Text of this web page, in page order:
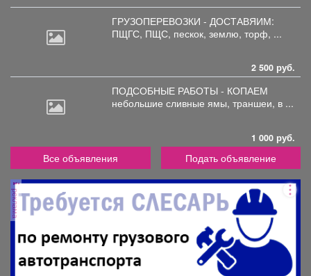
ГРУЗОПЕРЕВОЗКИ - ДОСТАВЯИМ:
ПЩГС, ПЩС, пескок, землю, торф, ...
2 500 руб.
ПОДСОБНЫЕ РАБОТЫ - КОПАЕМ
небольшие сливные ямы, траншеи, в ...
1 000 руб.
Все объявления Подать объявление
реклама